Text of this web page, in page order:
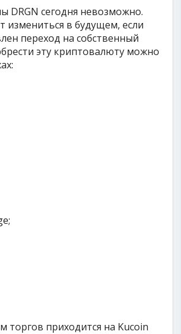
DRGN сегодня невозможно.
измениться в будущем, если
переход на собственный
эту криптовалюту можно
торгов приходится на Kucoin